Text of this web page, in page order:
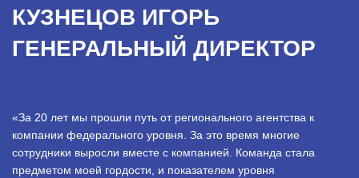
КУЗНЕЦОВ ИГОРЬ
ГЕНЕРАЛЬНЫЙ ДИРЕКТОР
«За 20 лет мы прошли путь от регионального агентства к
компании федерального уровня. За это время многие
сотрудники выросли вместе с компанией. Команда стала
предметом моей гордости, и показателем уровня